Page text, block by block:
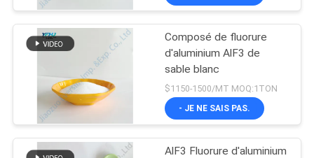
Composé de fluorure
d'aluminium AlF3 de
sable blanc
$1150-1500/MT MOQ:1TON
- JE NE SAIS PAS.
AlF3 Fluorure d'aluminium